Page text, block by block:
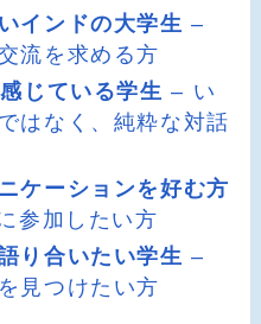
インドの大学生 –
流を求める方
じている学生 – い
はなく、純粋な対話
ケーションを好む方
参加したい方
り合いたい学生 –
見つけたい方